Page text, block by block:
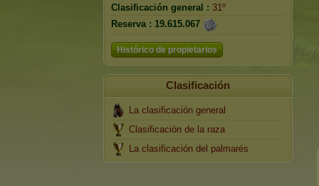
Clasificación general : 31º
Reserva : 19.615.067
Histórico de propietarios
Clasificación
La clasificación general
Clasificación de la raza
La clasificación del palmarés